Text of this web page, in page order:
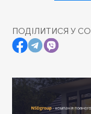
ПОДІЛИТИСЯ У